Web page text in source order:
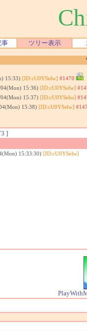
事 ツリー表示
15:33) [ID:cU0YSelw] #1470
15:36) [ID:cU0YSelw]
15:37) [ID:cU0YSelw]
15:38) [ID:cU0YSelw]
]
15:33:30) [ID:cU0YSelw]